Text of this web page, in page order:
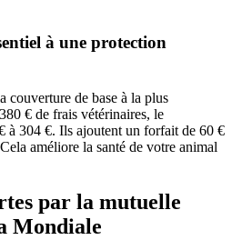
à une protection
couverture de base à la plus
€ de frais vétérinaires, le
à 304 €. Ils ajoutent un forfait de 60 €
améliore la santé de votre animal
par la mutuelle
Mondiale